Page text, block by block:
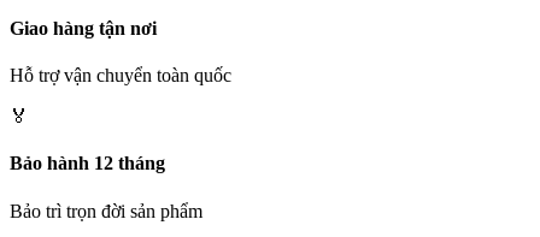
Giao hàng tận nơi
Hỗ trợ vận chuyển toàn quốc
🏅
Bảo hành 12 tháng
Bảo trì trọn đời sản phẩm